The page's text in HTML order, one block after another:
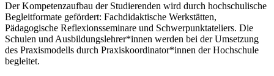
Der Kompetenzaufbau der Studierenden wird durch hochschulische
Begleitformate gefördert: Fachdidaktische Werkstätten,
Pädagogische Reflexionsseminare und Schwerpunktateliers. Die
Schulen und Ausbildungslehrer*innen werden bei der Umsetzung
des Praxismodells durch Praxiskoordinator*innen der Hochschule
begleitet.